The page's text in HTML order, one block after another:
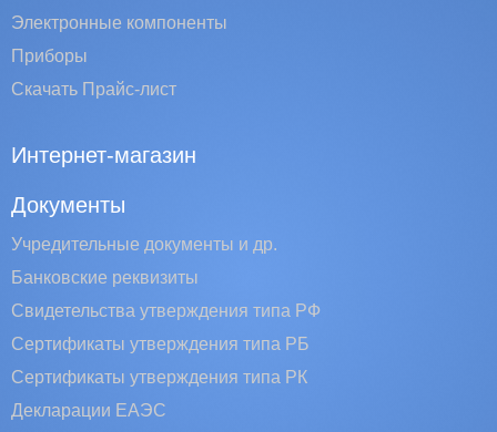
Электронные компоненты
Приборы
Скачать Прайс-лист
Интернет-магазин
Документы
Учредительные документы и др.
Банковские реквизиты
Свидетельства утверждения типа РФ
Сертификаты утверждения типа РБ
Сертификаты утверждения типа РК
Декларации ЕАЭС